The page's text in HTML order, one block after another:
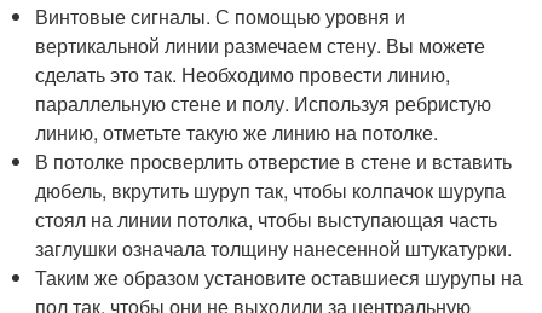
Винтовые сигналы. С помощью уровня и
вертикальной линии размечаем стену. Вы можете
сделать это так. Необходимо провести линию,
параллельную стене и полу. Используя ребристую
линию, отметьте такую же линию на потолке.
В потолке просверлить отверстие в стене и вставить
дюбель, вкрутить шуруп так, чтобы колпачок шурупа
стоял на линии потолка, чтобы выступающая часть
заглушки означала толщину нанесенной штукатурки.
Таким же образом установите оставшиеся шурупы на
пол так, чтобы они не выходили за центральную